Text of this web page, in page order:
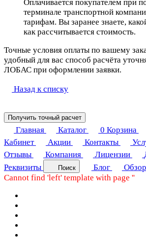
Оплачивается покупателем при
терминале транспортной
тарифам. Вы заранее знаете,
как рассчитывается стоимость.
Точные условия оплаты по вашему
удобный для вас способ расчёта
ЛОБАС при оформлении заявки.
Назад к списку
Получить точный расчет
Главная Каталог 0 Корзина
Кабинет
Акции Контакты
Отзывы
Компания Лицензии
Реквизиты
Поиск Блог
Cannot find 'left' template with page ''